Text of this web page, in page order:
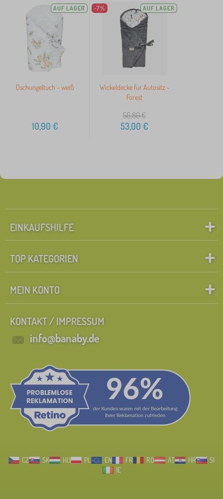
AUF LAGER
Dschungeltuch – weiß
10,90 €
-7% AUF LAGER
Wickeldecke für Autositz -
Forest
56,80€
53,00 €
EINKAUFSHILFE
TOP KATEGORIEN
MEIN KONTO
KONTAKT / IMPRESSUM
info@banaby.de
CZ SK HU PL EN FR RO AT HR
SI
IE